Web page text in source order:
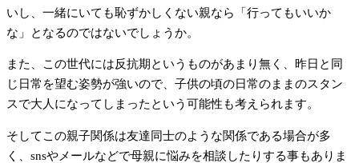
いし、一緒にいても恥ずかしくない親なら「行ってもいいか
な」となるのではないでしょうか。
また、この世代には反抗期というものがあまり無く、昨日と同
じ日常を望む姿勢が強いので、子供の頃の日常のままのスタン
スで大人になってしまったという可能性も考えられます。
そしてこの親子関係は友達同士のような関係である場合が多
く、snsやメールなどで母親に悩みを相談したりする事もありま